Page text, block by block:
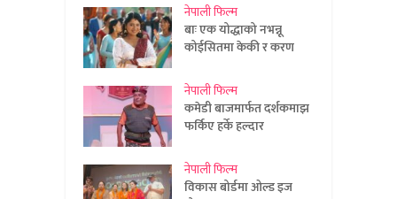
नेपाली फिल्म
बाः एक योद्धाको नभन्नू
कोईसितमा केकी र करण
नेपाली फिल्म
कमेडी बाजमार्फत दर्शकमाझ
फर्किए हर्के हल्दार
नेपाली फिल्म
विकास बोर्डमा ओल्ड इज